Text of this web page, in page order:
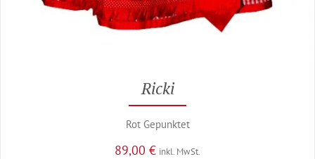
Ricki
Rot Gepunktet
89,00 € inkl. MwSt.